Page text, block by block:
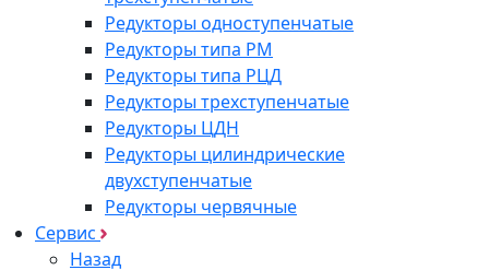
Редукторы одноступенчатые
Редукторы типа РМ
Редукторы типа РЦД
Редукторы трехступенчатые
Редукторы ЦДН
Редукторы цилиндрические
двухступенчатые
Редукторы червячные
Сервис
Назад